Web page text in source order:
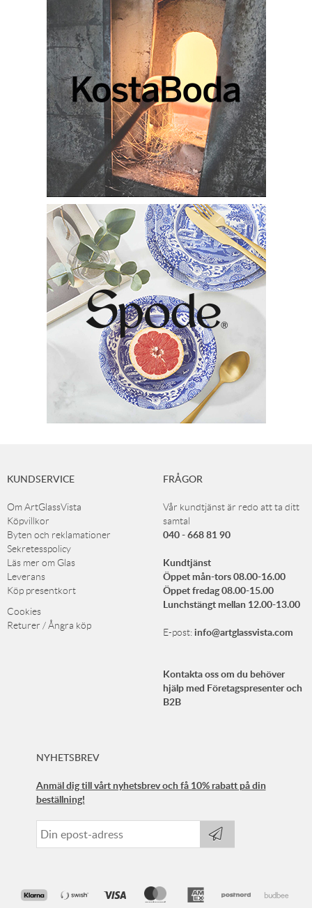
KUNDSERVICE
Om ArtGlassVista
Köpvillkor
Byten och reklamationer
Sekretesspolicy
Läs mer om Glas
Leverans
Köp presentkort
Cookies
Returer / Ångra köp
FRÅGOR
Vår kundtjänst är redo att ta ditt
samtal
040 - 668 81 90
Kundtjänst
Öppet mån-tors 08.00-16.00
Öppet fredag 08.00-15.00
Lunchstängt mellan 12.00-13.00
E-post:info@artglassvista.com
Kontakta oss om du behöver
hjälp med Företagspresenter och
B2B
NYHETSBREV
Anmäl dig till vårt nyhetsbrev och få 10% rabatt på din
beställning!